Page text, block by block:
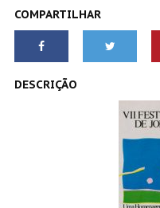
COMPARTILHAR
DESCRIÇÃO